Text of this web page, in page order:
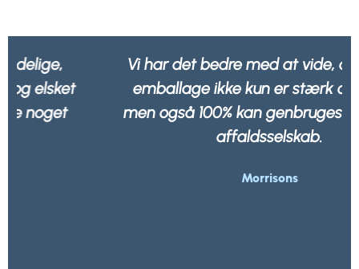
Vi har det bedre med at vide, at al vores
emballage ikke kun er stærk og robust,
men også 100% kan genbruges af ethvert
affaldsselskab.